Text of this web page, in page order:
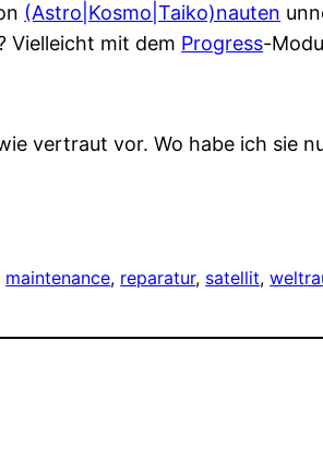
(Astro|Kosmo|Taiko)nauten
Vielleicht mit dem Progress-
vertraut vor. Wo habe ich sie
maintenance, reparatur, satellit,